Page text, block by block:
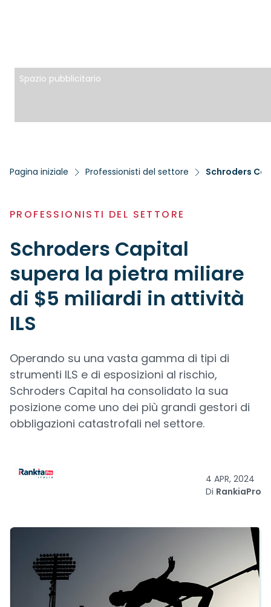
Spazio pubblicitario
Pagina iniziale Professionisti del settore Schroders
PROFESSIONISTI DEL SETTORE
Schroders Capital
supera la pietra miliare
di $5 miliardi in attività
ILS
Operando su una vasta gamma di tipi di
strumenti ILS e di esposizioni al rischio,
Schroders Capital ha consolidato la sua
posizione come uno dei più grandi gestori di
obbligazioni catastrofali nel settore.
4 APR, 2024
Di RankiaPro